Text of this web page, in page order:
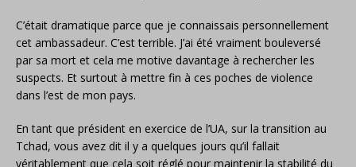
C’était dramatique parce que je connaissais personnellement
cet ambassadeur. C’est terrible. J’ai été vraiment bouleversé
par sa mort et cela me motive davantage à rechercher les
suspects. Et surtout à mettre fin à ces poches de violence
dans l’est de mon pays.
En tant que président en exercice de l’UA, sur la transition au
Tchad, vous avez dit il y a quelques jours qu’il fallait
véritablement que cela soit réglé pour maintenir la stabilité du